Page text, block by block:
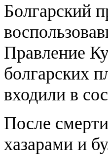
Болгарский
Правление
болгарских
входили в
После
хазарами и